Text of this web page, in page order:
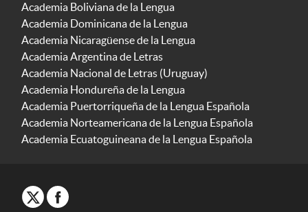
Academia Boliviana de la Lengua
Academia Dominicana de la Lengua
Academia Nicaragüense de la Lengua
Academia Argentina de Letras
Academia Nacional de Letras (Uruguay)
Academia Hondureña de la Lengua
Academia Puertorriqueña de la Lengua Española
Academia Norteamericana de la Lengua Española
Academia Ecuatoguineana de la Lengua Española